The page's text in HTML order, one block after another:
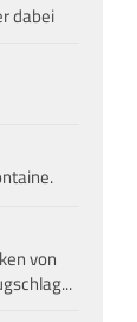
dabei
von